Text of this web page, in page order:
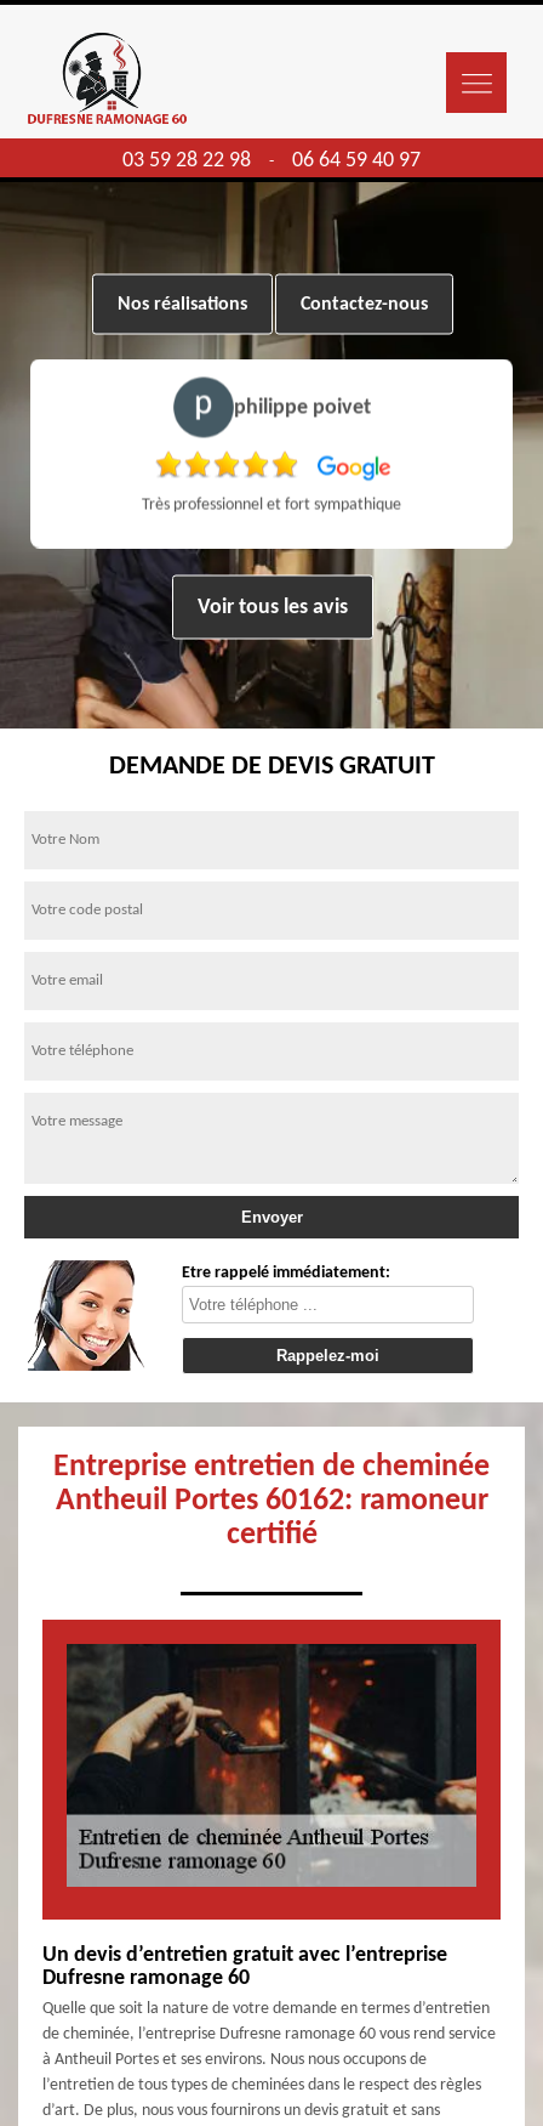
03 59 28 22 98 - 06 64 59 40 97
Nos réalisations Contactez-nous
philippe poivet
Très professionnel et fort sympathique
Voir tous les avis
DEMANDE DE DEVIS GRATUIT
Etre rappelé immédiatement:
Entreprise entretien de cheminée
Antheuil Portes 60162: ramoneur
certifié
Un devis d’entretien gratuit avec l’entreprise
Dufresne ramonage 60
Quelle que soit la nature de votre demande en termes d’entretien
de cheminée, l’entreprise Dufresne ramonage 60 vous rend service
à Antheuil Portes et ses environs. Nous nous occupons de
l’entretien de tous types de cheminées dans le respect des règles
d’art. De plus, nous vous fournirons un devis gratuit et sans